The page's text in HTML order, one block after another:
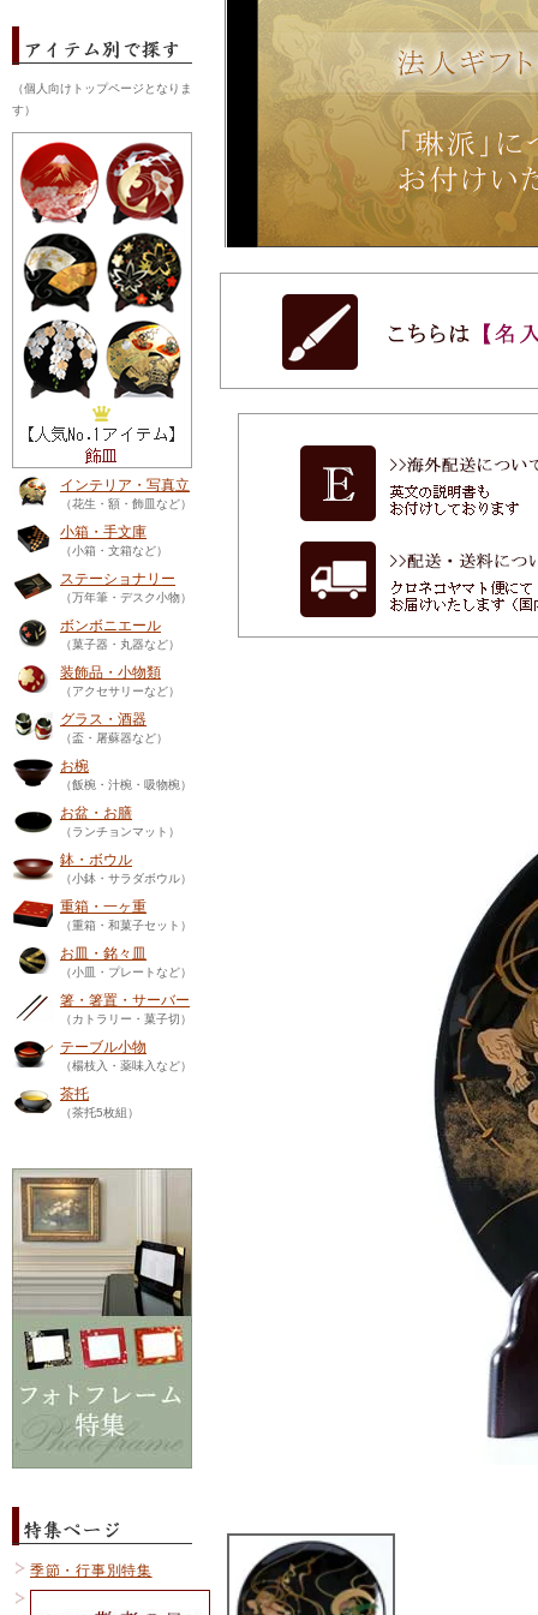
（個人向けトップページとなりま
す）
インテリア・写真立
（花生・額・飾皿など）
小箱・手文庫
（小箱・文箱など）
ステーショナリー
（万年筆・デスク小物）
ボンボニエール
（菓子器・丸器など）
装飾品・小物類
（アクセサリーなど）
グラス・酒器
（盃・屠蘇器など）
お椀
（飯椀・汁椀・吸物椀）
お盆・お膳
（ランチョンマット）
鉢・ボウル
（小鉢・サラダボウル）
重箱・一ヶ重
（重箱・和菓子セット）
お皿・銘々皿
（小皿・プレートなど）
箸・箸置・サーバー
（カトラリー・菓子切）
テーブル小物
（楊枝入・薬味入など）
茶托
（茶托5枚組）
季節・行事別特集